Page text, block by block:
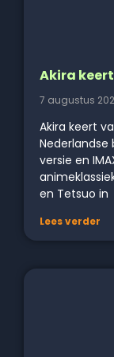
Akira
7 augustus
Akira keert
versie en
en Tetsuo in
Lees verder